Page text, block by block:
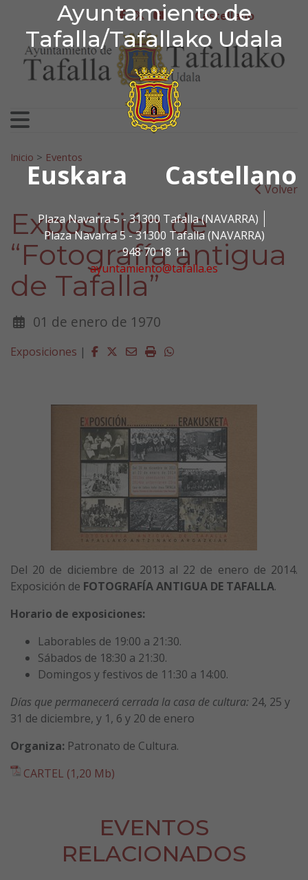
Ayuntamiento de
Tafalla/Tafallako Udala
Euskara Castellano
Plaza Navarra 5 - 31300 Tafalla (NAVARRA)
Plaza Navarra 5 - 31300 Tafalla (NAVARRA)
948 70 18 11
ayuntamiento@tafalla.es
Ir al contenido
Ayuntamiento de
facebook
twitter
youtubeCastellano
Search for:
Inicio > Eventos
Volver
Exposición de
“Fotografía antigua
de Tafalla”
01 de enero de 1970
Exposiciones | Facebook
Twitter
EmailImprimirWhatsapp
Del 20 de diciembre de 2013 al 22 de enero de 2014.
Exposición de FOTOGRAFÍA ANTIGUA DE TAFALLA.
Horario de exposiciones:
Laborables de 19:00 a 21:30.
Sábados de 18:30 a 21:30.
Domingos y festivos de 11:30 a 14:00.
Días que permanecerá cerrada la casa de cultura: 24, 25 y
31 de diciembre, y 1, 6 y 20 de enero
Organiza: Patronato de Cultura.
CARTEL (1,20 Mb)
EVENTOS
RELACIONADOS